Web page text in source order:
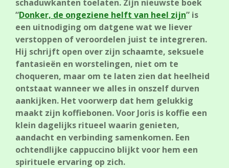
schaduwkanten toelaten. Zijn nieuwste boek
“Donker, de ongeziene helft van heel zijn” is
een uitnodiging om datgene wat we liever
verstoppen of veroordelen juist te integreren.
Hij schrijft open over zijn schaamte, seksuele
fantasieën en worstelingen, niet om te
choqueren, maar om te laten zien dat heelheid
ontstaat wanneer we alles in onszelf durven
aankijken. Het voorwerp dat hem gelukkig
maakt zijn koffiebonen. Voor Joris is koffie een
klein dagelijks ritueel waarin genieten,
aandacht en verbinding samenkomen. Een
ochtendlijke cappuccino blijkt voor hem een
spirituele ervaring op zich.